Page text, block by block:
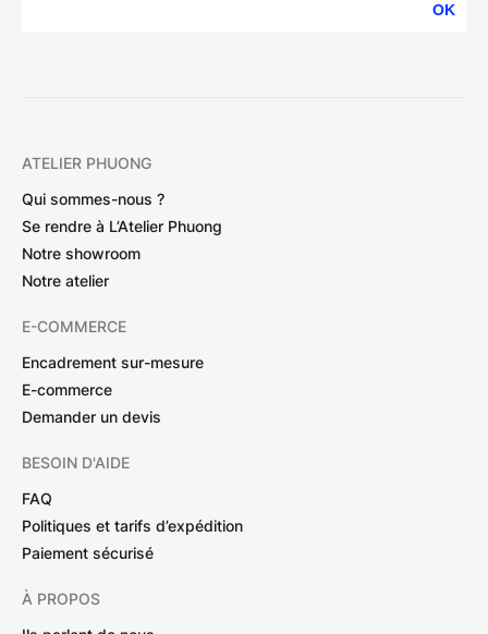
OK
ATELIER PHUONG
Qui sommes-nous ?
Se rendre à L’Atelier Phuong
Notre showroom
Notre atelier
E-COMMERCE
Encadrement sur-mesure
E-commerce
Demander un devis
BESOIN D'AIDE
FAQ
Politiques et tarifs d’expédition
Paiement sécurisé
À PROPOS